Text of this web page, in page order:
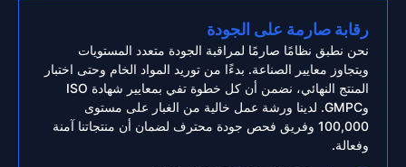
رقابة صارمة على الجودة
نحن نطبق نظامًا صارمًا لمراقبة الجودة متعدد المستويات
ويتجاوز معايير الصناعة. بدءًا من توريد المواد الخام وحتى اختبار
المنتج النهائي، نضمن أن كل خطوة تفي بمعايير شهادة ISO
وGMPC. لدينا ورشة عمل خالية من الغبار على مستوى
100,000 وفريق فحص جودة محترف لضمان أن منتجاتنا آمنة
وفعالة.